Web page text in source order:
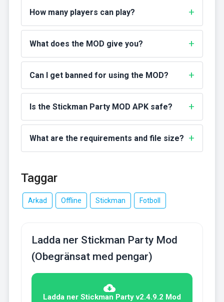
How many players can play?
What does the MOD give you?
Can I get banned for using the MOD?
Is the Stickman Party MOD APK safe?
What are the requirements and file size?
Taggar
Arkad Offline Stickman Fotboll
Ladda ner Stickman Party Mod
(Obegränsat med pengar)
Ladda ner Stickman Party v2.4.9.2 Mod